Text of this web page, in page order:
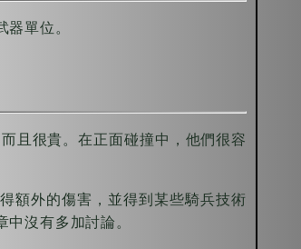
單位。
且很貴。在正面碰撞中，他們很容
額外的傷害，並得到某些騎兵技術
沒有多加討論。